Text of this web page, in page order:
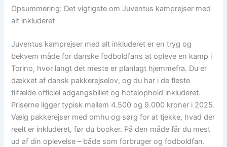
Opsummering: Det vigtigste om Juventus kamprejser med
alt inkluderet
Juventus kamprejser med alt inkluderet er en tryg og
bekvem måde for danske fodboldfans at opleve en kamp i
Torino, hvor langt det meste er planlagt hjemmefra. Du er
dækket af dansk pakkerejselov, og du har i de fleste
tilfælde officiel adgangsbillet og hotelophold inkluderet.
Priserne ligger typisk mellem 4.500 og 9.000 kroner i 2025.
Vælg pakkerejser med omhu og sørg for at tjekke, hvad der
reelt er inkluderet, før du booker. På den måde får du mest
ud af din oplevelse – både som forbruger og fodboldfan.